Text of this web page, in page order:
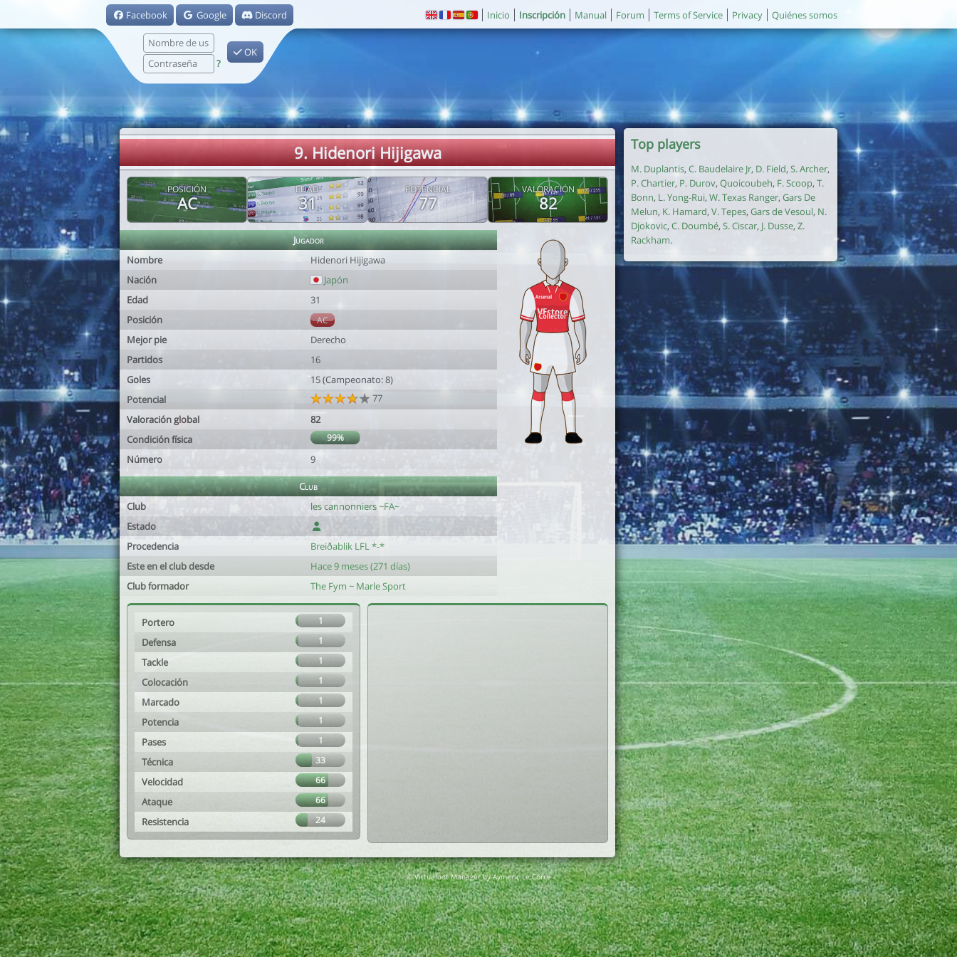
Facebook Google Discord
?
OK
Inicio Inscripción Manual Forum Terms of Service Privacy Quiénes somos
9. Hidenori Hijigawa
POSICIÓN
AC
EDAD
31
POTENCIAL
77
VALORACIÓN
82
Jugador
Nombre
Hidenori Hijigawa
Nación
Japón
Edad
31
Posición
AC
Mejor pie
Derecho
Partidos
16
Goles
15 (Campeonato: 8)
Potencial
77
Valoración global
82
Condición física
99%
Número 9
Club
Club
les cannonniers ~FA~
Estado
Procedencia
Breiðablik LFL *-*
Este en el club desde
Hace 9 meses (271 días)
Club formador
The Fym ~ Marle Sport
Portero 1
Defensa 1
Tackle 1
Colocación 1
Marcado 1
Potencia 1
Pases 1
Técnica 33
Velocidad 66
Ataque 66
Resistencia 24
Top players
M. Duplantis, C. Baudelaire Jr, D. Field, S. Archer,
P. Chartier, P. Durov, Quoicoubeh, F. Scoop, T.
Bonn, L. Yong-Rui, W. Texas Ranger, Gars De
Melun, K. Hamard, V. Tepes, Gars de Vesoul, N.
Djokovic, C. Doumbé, S. Ciscar, J. Dusse, Z.
Rackham.
© Virtuafoot Manager by Aymeric Le Corre